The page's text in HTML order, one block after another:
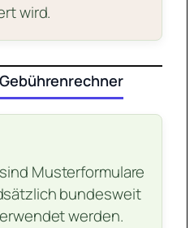
wird.
Musterformulare
bundesweit
werden.